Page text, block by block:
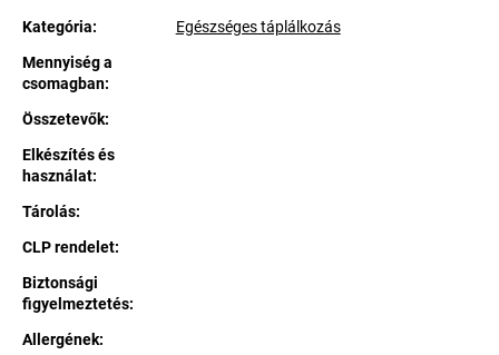
Kategória:
Egészséges táplálkozás
Mennyiség a
csomagban:
Összetevők:
Elkészítés és
használat:
Tárolás:
CLP rendelet:
Biztonsági
figyelmeztetés:
Allergének: